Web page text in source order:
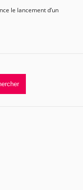
le lancement d’un